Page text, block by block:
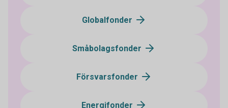
Globalfonder
Småbolagsfonder
Försvarsfonder
Energifonder